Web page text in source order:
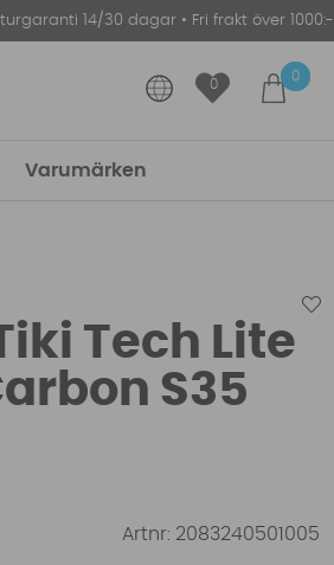
14/30 dagar • Fri frakt över 1000:-
0
0
Varumärken
Tech Lite
S35
Artnr: 2083240501005